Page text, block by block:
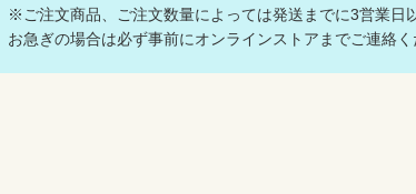
※ご注文商品、ご注文数量によっては発送までに3営業日
お急ぎの場合は必ず事前にオンラインストアまでご連絡く